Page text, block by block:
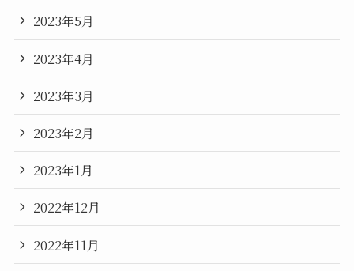
2023年5月
2023年4月
2023年3月
2023年2月
2023年1月
2022年12月
2022年11月